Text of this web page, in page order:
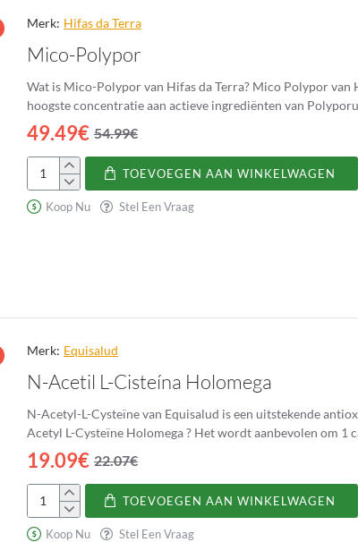
Merk: Hifas da Terra
Mico-Polypor
Wat is Mico-Polypor van Hifas da Terra? Mico Polypor van
hoogste concentratie aan actieve ingrediënten van
49.49€ 54.99€
Mico-
Polypor
TOEVOEGEN AAN WINKELWAGEN
Koop Nu Stel Een Vraag
Merk: Equisalud
N-Acetil L-Cisteína Holomega
N-Acetyl-L-Cysteïne van Equisalud is een uitstekende antioxidant met
Acetyl L-Cysteïne Holomega ? Het wordt
19.09€ 22.07€
Acetil
TOEVOEGEN AAN WINKELWAGEN
Koop Nu Stel Een Vraag